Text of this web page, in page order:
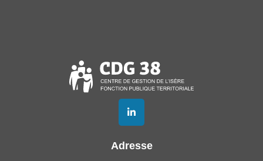
Lien vers le compte Linkedin
Adresse